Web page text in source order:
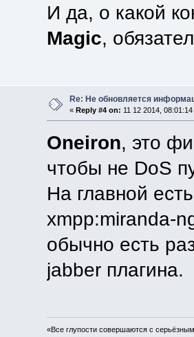
И да, о какой
Magic,
Re: Не обновляется
« Reply #4 on: 11 12 2014, 08:01:14
Oneiron, это
чтобы не DoS
На главной
xmpp:miranda-
обычно есть
jabber плагина.
«Все глупости совершаются с